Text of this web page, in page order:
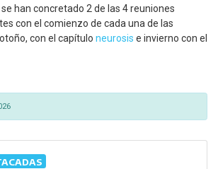
han concretado 2 de las 4 reuniones
con el comienzo de cada una de las
con el capítulo neurosis e invierno con el